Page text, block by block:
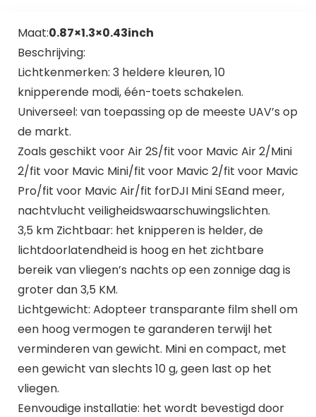
Maat:0.87×1.3×0.43inch
Beschrijving:
Lichtkenmerken: 3 heldere kleuren, 10
knipperende modi, één-toets schakelen.
Universeel: van toepassing op de meeste UAV’s op
de markt.
Zoals geschikt voor Air 2S/fit voor Mavic Air 2/Mini
2/fit voor Mavic Mini/fit voor Mavic 2/fit voor Mavic
Pro/fit voor Mavic Air/fit forDJI Mini SEand meer,
nachtvlucht veiligheidswaarschuwingslichten.
3,5 km Zichtbaar: het knipperen is helder, de
lichtdoorlatendheid is hoog en het zichtbare
bereik van vliegen’s nachts op een zonnige dag is
groter dan 3,5 KM.
Lichtgewicht: Adopteer transparante film shell om
een hoog vermogen te garanderen terwijl het
verminderen van gewicht. Mini en compact, met
een gewicht van slechts 10 g, geen last op het
vliegen.
Eenvoudige installatie: het wordt bevestigd door